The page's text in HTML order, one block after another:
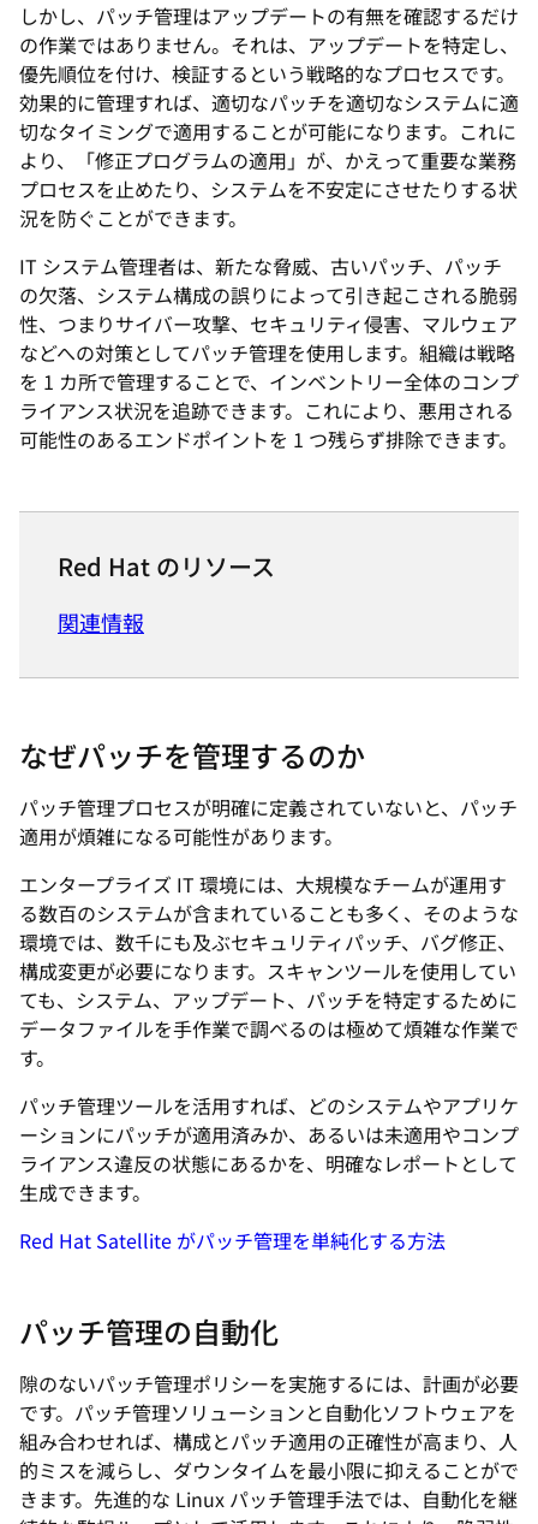
しかし、パッチ管理はアップデートの有無を確認するだけ
の作業ではありません。それは、アップデートを特定し、
優先順位を付け、検証するという戦略的なプロセスです。
効果的に管理すれば、適切なパッチを適切なシステムに適
切なタイミングで適用することが可能になります。これに
より、「修正プログラムの適用」が、かえって重要な業務
プロセスを止めたり、システムを不安定にさせたりする状
況を防ぐことができます。
IT システム管理者は、新たな脅威、古いパッチ、パッチ
の欠落、システム構成の誤りによって引き起こされる脆弱
性、つまりサイバー攻撃、セキュリティ侵害、マルウェア
などへの対策としてパッチ管理を使用します。組織は戦略
を 1 カ所で管理することで、インベントリー全体のコンプ
ライアンス状況を追跡できます。これにより、悪用される
可能性のあるエンドポイントを 1 つ残らず排除できます。
Red Hat のリソース
関連情報
なぜパッチを管理するのか
パッチ管理プロセスが明確に定義されていないと、パッチ
適用が煩雑になる可能性があります。
エンタープライズ IT 環境には、大規模なチームが運用す
る数百のシステムが含まれていることも多く、そのような
環境では、数千にも及ぶセキュリティパッチ、バグ修正、
構成変更が必要になります。スキャンツールを使用してい
ても、システム、アップデート、パッチを特定するために
データファイルを手作業で調べるのは極めて煩雑な作業で
す。
パッチ管理ツールを活用すれば、どのシステムやアプリケ
ーションにパッチが適用済みか、あるいは未適用やコンプ
ライアンス違反の状態にあるかを、明確なレポートとして
生成できます。
Red Hat Satellite がパッチ管理を単純化する方法
パッチ管理の自動化
隙のないパッチ管理ポリシーを実施するには、計画が必要
です。パッチ管理ソリューションと自動化ソフトウェアを
組み合わせれば、構成とパッチ適用の正確性が高まり、人
的ミスを減らし、ダウンタイムを最小限に抑えることがで
きます。先進的な Linux パッチ管理手法では、自動化を継